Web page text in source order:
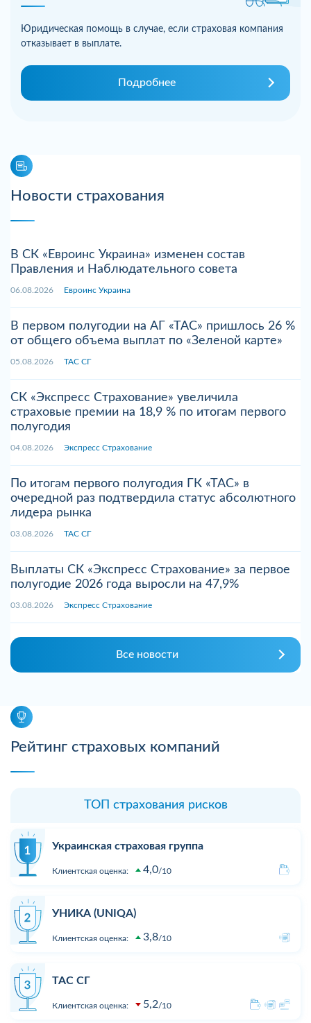
Юридическая помощь в случае, если страховая компания
отказывает в выплате.
Подробнее
Новости страхования
В СК «Евроинс Украина» изменен состав
Правления и Наблюдательного совета
06.08.2026 Евроинс Украина
В первом полугодии на АГ «ТАС» пришлось 26 %
от общего объема выплат по «Зеленой карте»
05.08.2026 ТАС СГ
СК «Экспресс Страхование» увеличила
страховые премии на 18,9 % по итогам первого
полугодия
04.08.2026 Экспресс Страхование
По итогам первого полугодия ГК «ТАС» в
очередной раз подтвердила статус абсолютного
лидера рынка
03.08.2026 ТАС СГ
Выплаты СК «Экспресс Страхование» за первое
полугодие 2026 года выросли на 47,9%
03.08.2026 Экспресс Страхование
Все новости
Рейтинг страховых компаний
ТОП страхования рисков
Украинская страховая группа
Клиентская оценка: 4,0 10
УНИКА (UNIQA)
Клиентская оценка: 3,8 10
ТАС СГ
Клиентская оценка: 5,2 10